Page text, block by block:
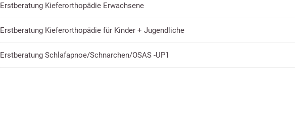
Erstberatung Kieferorthopädie Erwachsene
Erstberatung Kieferorthopädie für Kinder + Jugendliche
Erstberatung Schlafapnoe/Schnarchen/OSAS -UP1